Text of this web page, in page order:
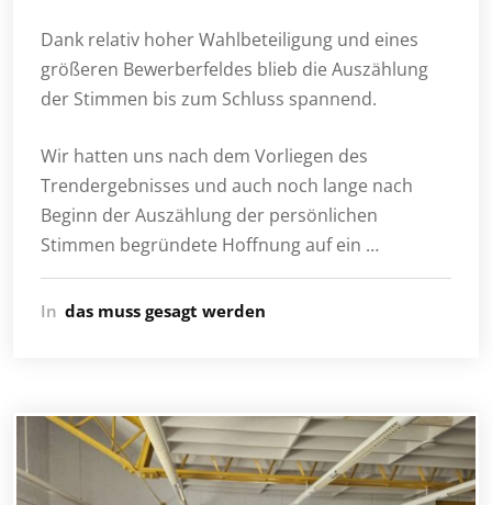
Dank relativ hoher Wahlbeteiligung und eines
größeren Bewerberfeldes blieb die Auszählung
der Stimmen bis zum Schluss spannend.
Wir hatten uns nach dem Vorliegen des
Trendergebnisses und auch noch lange nach
Beginn der Auszählung der persönlichen
Stimmen begründete Hoffnung auf ein …
In das muss gesagt werden